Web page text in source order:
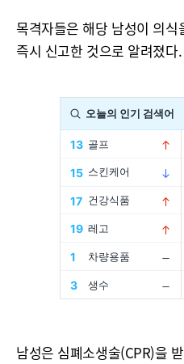
목격자들은 해당 남성이 의
즉시 신고한 것으로 알려졌다.
남성은 심폐소생술(CPR)을